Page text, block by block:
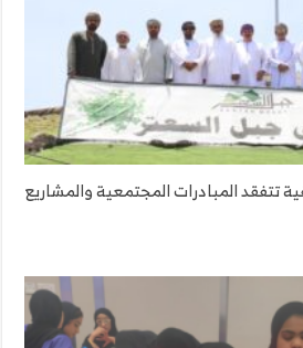
المبادرات المجتمعية والمشاريع